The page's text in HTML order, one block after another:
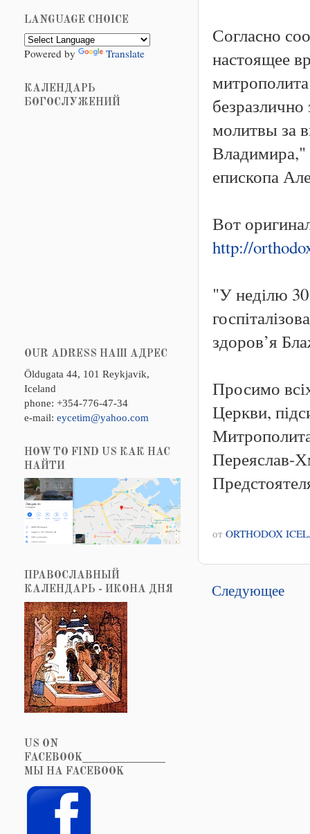
Согласно
настоящее
молитвы за
Владимира,"
епископа
Вот
http://
"У неділю
здоров’я
Просимо
Церкви,
Переяслав-
от ORTHODOX
Следующее
LANGUAGE CHOICE
Powered by Translate
КАЛЕНДАРЬ
БОГОСЛУЖЕНИЙ
OUR ADRESS НАШ АДРЕС
Öldugata 44, 101 Reykjavik,
Iceland
phone: +354-776-47-34
e-mail: eycetim@yahoo.com
HOW TO FIND US КАК НАС
НАЙТИ
ПРАВОСЛАВНЫЙ
КАЛЕНДАРЬ - ИКОНА ДНЯ
US ON
FACEBOOK_______________
МЫ НА FACEBOOK